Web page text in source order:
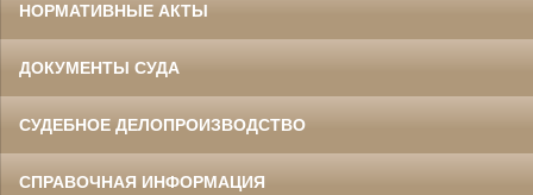
НОРМАТИВНЫЕ АКТЫ
ДОКУМЕНТЫ СУДА
СУДЕБНОЕ ДЕЛОПРОИЗВОДСТВО
СПРАВОЧНАЯ ИНФОРМАЦИЯ